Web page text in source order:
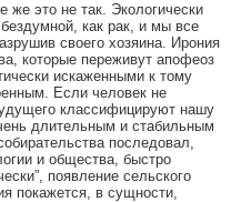
же это не так. Экологически
как рак, и мы все
своего хозяина. Ирония
которые переживут апофеоз
искаженными к тому
Если человек не
классифицируют нашу
длительным и стабильным
последовал,
и общества, быстро
появление сельского
покажется, в сущности,